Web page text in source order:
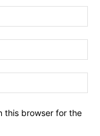
this browser for the